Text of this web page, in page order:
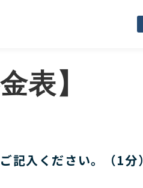
表】
記入ください。（1分）